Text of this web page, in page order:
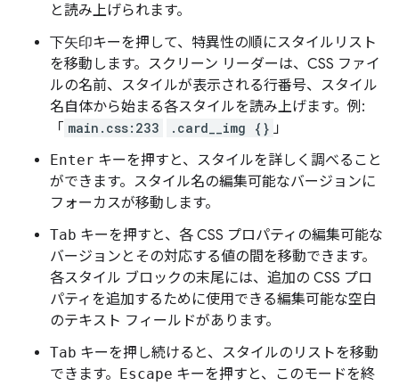
と読み上げられます。
下矢印キーを押して、特異性の順にスタイルリスト
を移動します。スクリーン リーダーは、CSS ファイ
ルの名前、スタイルが表示される行番号、スタイル
名自体から始まる各スタイルを読み上げます。例:
「 main.css:233 .card__img {} 」
Enter キーを押すと、スタイルを詳しく調べること
ができます。スタイル名の編集可能なバージョンに
フォーカスが移動します。
Tab キーを押すと、各 CSS プロパティの編集可能な
バージョンとその対応する値の間を移動できます。
各スタイル ブロックの末尾には、追加の CSS プロ
パティを追加するために使用できる編集可能な空白
のテキスト フィールドがあります。
Tab キーを押し続けると、スタイルのリストを移動
できます。 Escape キーを押すと、このモードを終